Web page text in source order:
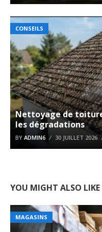
CONSEILS
Nettoyage de
les dégradations
BY ADMIN6 30 JUILLET 2026
YOU MIGHT ALSO LIKE
MAGASINS